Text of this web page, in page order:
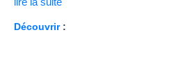
Découvrir: